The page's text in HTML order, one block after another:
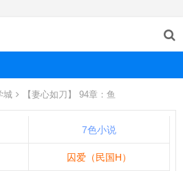
城 【妻心如刀】 94章：鱼
7色小说
囚爱（民国H）